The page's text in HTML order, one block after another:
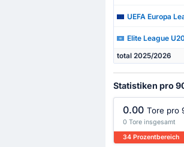
UEFA Europa
Elite League
total 2025/2026
Statistiken pro
0.00 Tore pro
0 Tore insgesamt
34 Prozentbereich